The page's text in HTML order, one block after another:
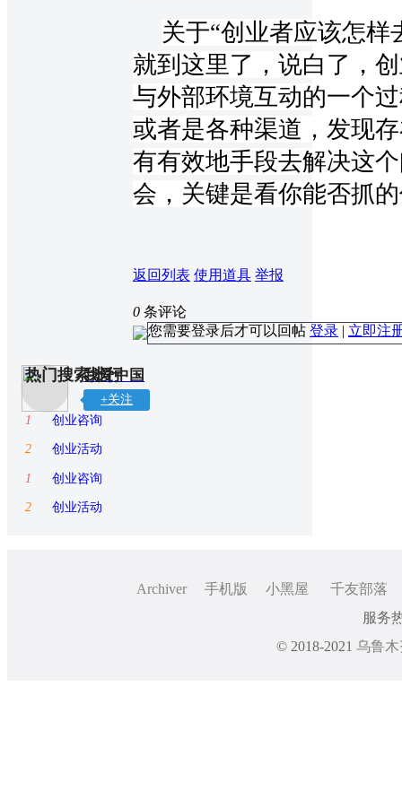
关于“创业者应该怎
就到这里了，说白了，
与外部环境互动的一个
或者是各种渠道，发现
有有效地手段去解决这
会，关键是看你能否抓
返回列表 使用道具 举报
0 条评论
您需要登录后才可以回帖 登录 | 立即注
我爱中国
+关注
热门搜索排行
1 创业咨询
2 创业活动
1 创业咨询
2 创业活动
Archiver 手机版 小黑屋
千友部落
服务
© 2018-2021 乌鲁